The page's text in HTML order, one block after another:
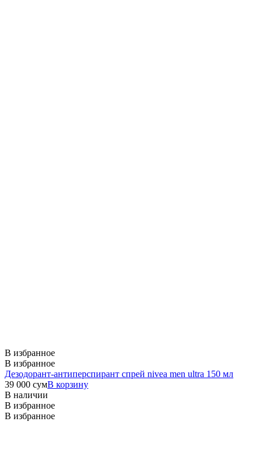
В избранное
В избранное
Дезодорант-антиперспирант спрей nivea men ultra 150 мл
39 000 сумВ корзину
В наличии
В избранное
В избранное